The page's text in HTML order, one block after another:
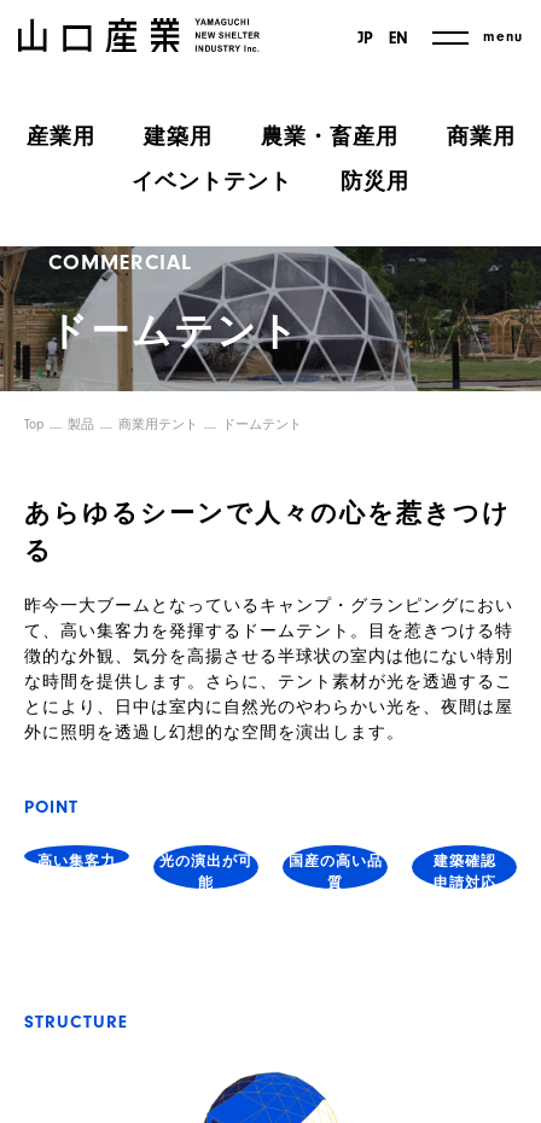
JP EN menu
産業用 建築用 農業・畜産用
商業用
イベントテント
防災用
COMMERCIAL
ドームテント
Top 製品 商業用テント ドームテント
あらゆるシーンで人々の心を惹きつけ
る
昨今一大ブームとなっているキャンプ・グランピングにおい
て、高い集客力を発揮するドームテント。目を惹きつける特
徴的な外観、気分を高揚させる半球状の室内は他にない特別
な時間を提供します。さらに、テント素材が光を透過するこ
とにより、日中は室内に自然光のやわらかい光を、夜間は屋
外に照明を透過し幻想的な空間を演出します。
POINT
高い集客力
光の演出が可
能
国産の高い品
質
建築確認
申請対応
STRUCTURE